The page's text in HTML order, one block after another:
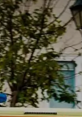
HappenedNow.gr